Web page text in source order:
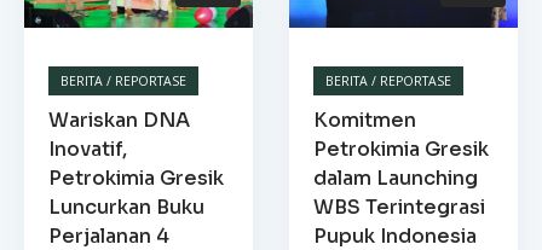
BERITA / REPORTASE
Wariskan DNA
Inovatif,
Petrokimia Gresik
Luncurkan Buku
Perjalanan 4
BERITA / REPORTASE
Komitmen
Petrokimia Gresik
dalam Launching
WBS Terintegrasi
Pupuk Indonesia